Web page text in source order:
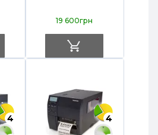
19 600грн
4
4